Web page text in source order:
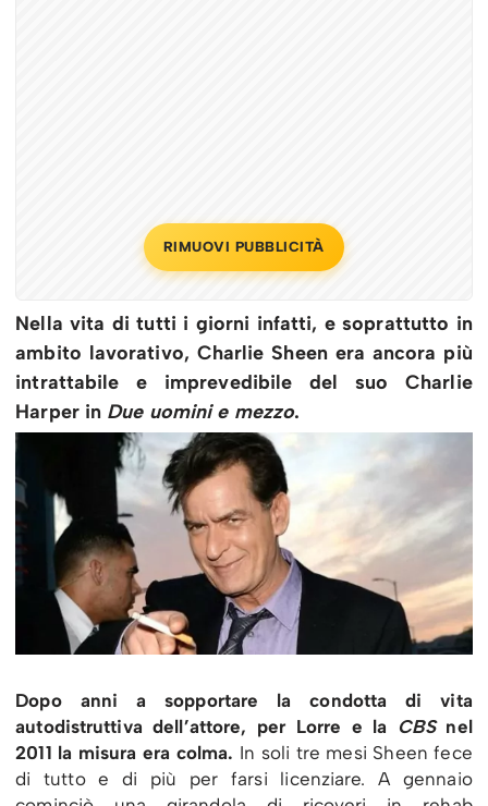
RIMUOVI PUBBLICITÀ
Nella vita di tutti i giorni infatti, e soprattutto in
ambito lavorativo, Charlie Sheen era ancora più
intrattabile e imprevedibile del suo Charlie
Harper in Due uomini e mezzo.
Dopo anni a sopportare la condotta di vita
autodistruttiva dell’attore, per Lorre e la
CBSnel
2011 la misura era colma. In soli tre mesi Sheen fece
di tutto e di più per farsi licenziare. A gennaio